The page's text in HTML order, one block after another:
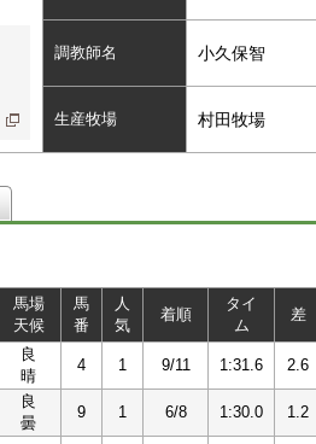
調教師名 小久保智
生産牧場 村田牧場
馬場
天候
馬
番
人
気
着順
タイ
ム
差
良
晴
4 1 9/11 1:31.6 2.6
良
曇
9 1 6/8 1:30.0 1.2